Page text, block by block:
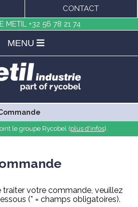
CONTACT
METIL +32 56 78 21 74
MENU
le groupe Rycobel (plus d'infos).
traiter votre commande, veuillez
(* = champs obligatoires).